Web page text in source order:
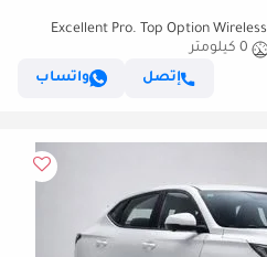
تشنجان x5 بلس Excellent Pro. Top Option Wireless charger, folding
0 كيلومتر
إتصل
واتساب